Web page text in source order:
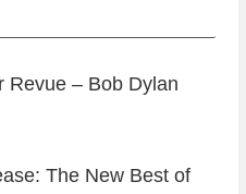
Revue – Bob Dylan
The New Best of